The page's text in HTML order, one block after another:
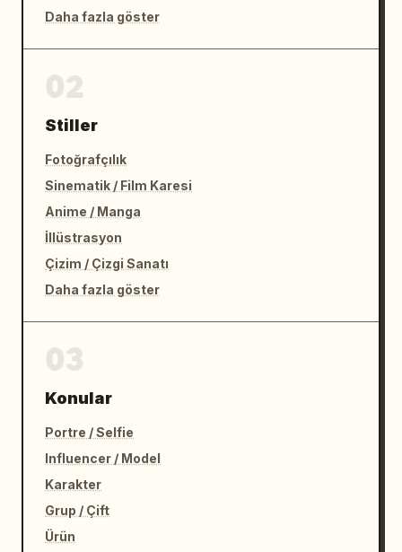
Daha fazla göster
Stiller
Fotoğrafçılık
Sinematik / Film Karesi
Anime / Manga
İllüstrasyon
Çizim / Çizgi Sanatı
Daha fazla göster
Konular
Portre / Selfie
Influencer / Model
Karakter
Grup / Çift
Ürün